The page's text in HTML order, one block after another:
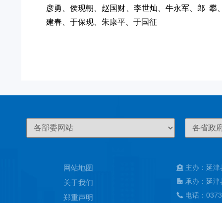
彦勇、侯现朝、赵国财、李世灿、牛永军、郎
建春、于保现、朱康平、于国征
网站地图
关于我们
郑重声明
主办：延
承办：延
电话：